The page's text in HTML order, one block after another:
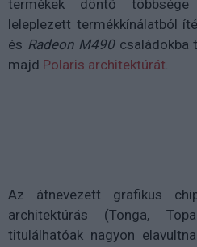
termékek döntő
leleplezett termékkínálatból
és Radeon M490családokba
majd Polaris architektúrát
Az átnevezett grafikus
architektúrás (Tonga,
titulálhatóak nagyon